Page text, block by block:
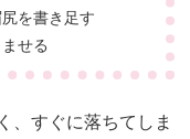
を書き足す
せる
、すぐに落ちてしま